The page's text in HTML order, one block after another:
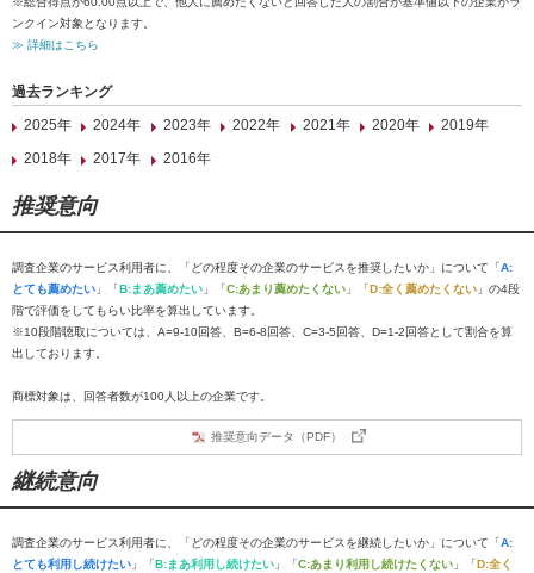
ンクイン対象となります。
≫ 詳細はこちら
過去ランキング
2025年
2024年 2023年 2022年 2021年 2020年
2019年
2018年
2017年 2016年
推奨意向
調査企業のサービス利用者に、「どの程度その企業のサービスを推奨したいか」について「A:
とても薦めたい 」「B:まあ薦めたい 」「C:あまり薦めたくない 」「D:全く薦めたくない 」の4段
階で評価をしてもらい比率を算出しています。
※10段階聴取については、A=9-10回答、B=6-8回答、C=3-5回答、D=1-2回答として割合を算
出しております。
商標対象は、回答者数が100人以上の企業です。
推奨意向データ（PDF）
継続意向
調査企業のサービス利用者に、「どの程度その企業のサービスを継続したいか」について「A:
とても利用し続けたい 」「B:まあ利用し続けたい 」「C:あまり利用し続けたくない 」「D:全く